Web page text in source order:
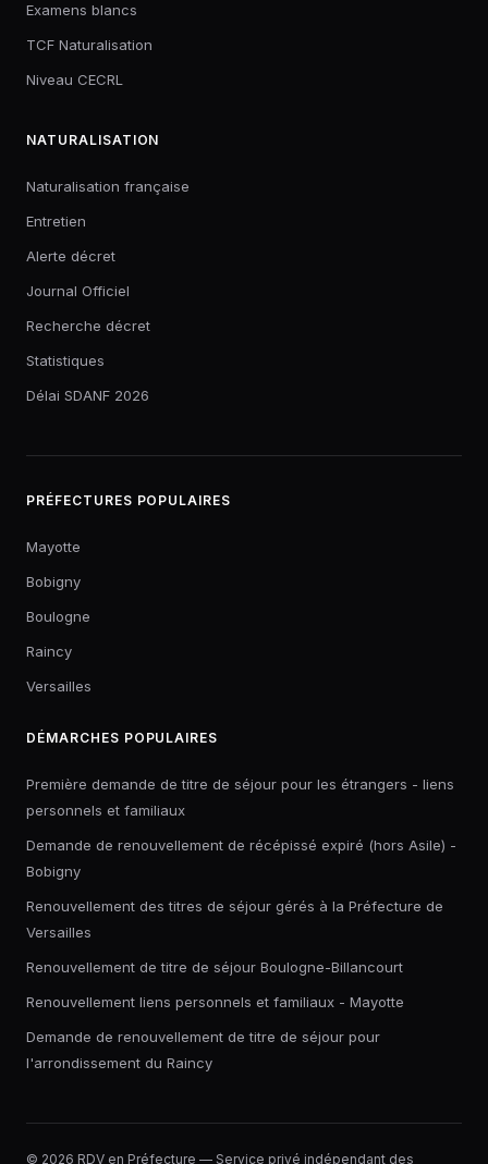
Examens blancs
TCF Naturalisation
Niveau CECRL
NATURALISATION
Naturalisation française
Entretien
Alerte décret
Journal Officiel
Recherche décret
Statistiques
Délai SDANF 2026
PRÉFECTURES POPULAIRES
Mayotte
Bobigny
Boulogne
Raincy
Versailles
DÉMARCHES POPULAIRES
Première demande de titre de séjour pour les étrangers - liens
personnels et familiaux
Demande de renouvellement de récépissé expiré (hors Asile) -
Bobigny
Renouvellement des titres de séjour gérés à la Préfecture de
Versailles
Renouvellement de titre de séjour Boulogne-Billancourt
Renouvellement liens personnels et familiaux - Mayotte
Demande de renouvellement de titre de séjour pour
l'arrondissement du Raincy
© 2026 RDV en Préfecture — Service privé indépendant des